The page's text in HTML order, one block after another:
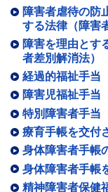
障害者虐待の防
する法律（障害
障害を理由とす
者差別解消法）
経過的福祉手当
障害児福祉手当
特別障害者手当
療育手帳を交付
身体障害者手帳
身体障害者手帳
精神障害者保健